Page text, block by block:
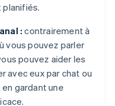
: contrairement à
vous pouvez parler
pouvez aider les
avec eux par chat ou
gardant une